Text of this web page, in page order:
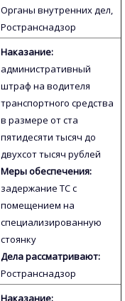
Органы внутренних дел,
Ространснадзор
Наказание:
административный
штраф на водителя
транспортного средства
в размере от ста
пятидесяти тысяч до
двухсот тысяч рублей
Меры обеспечения:
задержание ТС с
помещением на
специализированную
стоянку
Дела рассматривают:
Ространснадзор
Наказание: